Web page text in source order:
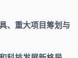
、重大项目筹划与